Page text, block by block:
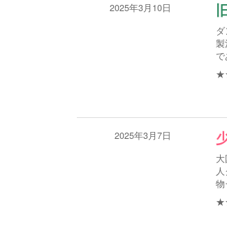
2025年3月10日
製
2025年3月7日
物